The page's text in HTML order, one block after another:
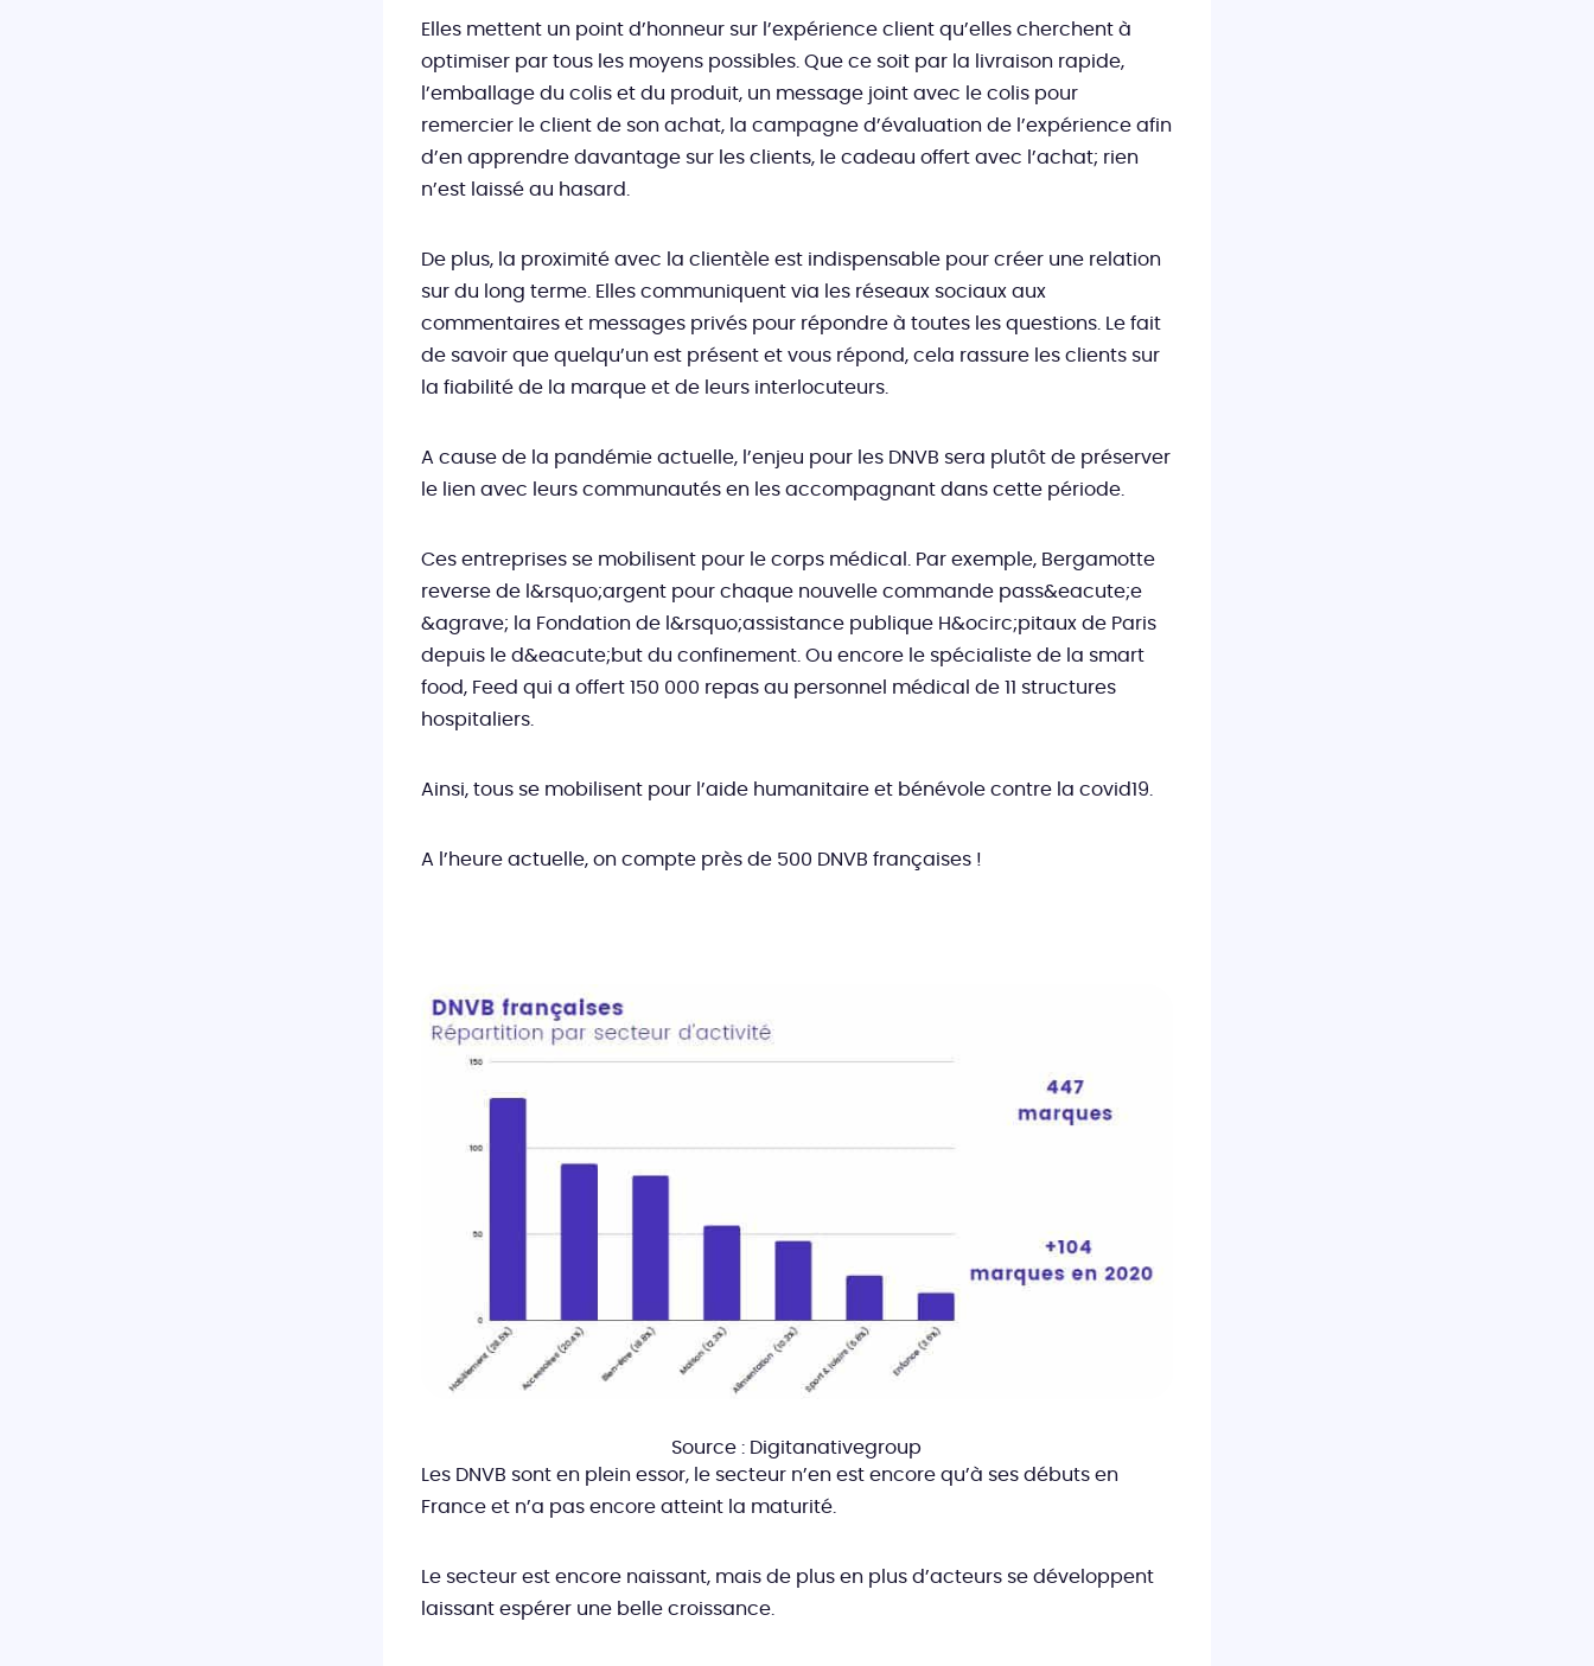
Elles mettent un point d’honneur sur l’expérience client qu’elles cherchent à
optimiser par tous les moyens possibles. Que ce soit par la livraison rapide,
l’emballage du colis et du produit, un message joint avec le colis pour
remercier le client de son achat, la campagne d’évaluation de l’expérience afin
d’en apprendre davantage sur les clients, le cadeau offert avec l’achat; rien
n’est laissé au hasard.
De plus, la proximité avec la clientèle est indispensable pour créer une relation
sur du long terme. Elles communiquent via les réseaux sociaux aux
commentaires et messages privés pour répondre à toutes les questions. Le fait
de savoir que quelqu’un est présent et vous répond, cela rassure les clients sur
la fiabilité de la marque et de leurs interlocuteurs.
A cause de la pandémie actuelle, l’enjeu pour les DNVB sera plutôt de préserver
le lien avec leurs communautés en les accompagnant dans cette période.
Ces entreprises se mobilisent pour le corps médical. Par exemple, Bergamotte
reverse de l&rsquo;argent pour chaque nouvelle commande pass&eacute;e
&agrave; la Fondation de l&rsquo;assistance publique H&ocirc;pitaux de Paris
depuis le d&eacute;but du confinement. Ou encore le spécialiste de la smart
food, Feed qui a offert 150 000 repas au personnel médical de 11 structures
hospitaliers.
Ainsi, tous se mobilisent pour l’aide humanitaire et bénévole contre la covid19.
A l’heure actuelle, on compte près de 500 DNVB françaises !
Source : Digitanativegroup
Les DNVB sont en plein essor, le secteur n’en est encore qu’à ses débuts en
France et n’a pas encore atteint la maturité.
Le secteur est encore naissant, mais de plus en plus d’acteurs se développent
laissant espérer une belle croissance.